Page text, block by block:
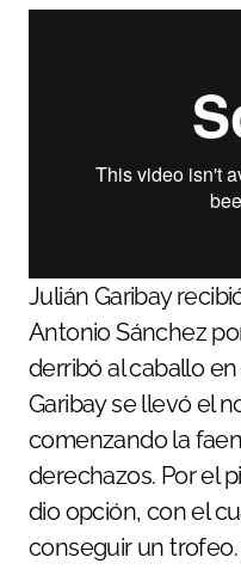
Julián Garibay recibió al primer novillo de
Antonio Sánchez
derribó al caballo
Garibay se llevó el
comenzando la
derechazos. Por el
dio opción, con el
conseguir un